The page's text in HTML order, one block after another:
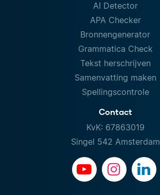
AI Detector
APA Checker
Bronnengenerator
Grammatica Check
Tekst herschrijven
Samenvatting maken
Spellingscontrole
Contact
KvK: 67863019
Singel 542 Amsterdam